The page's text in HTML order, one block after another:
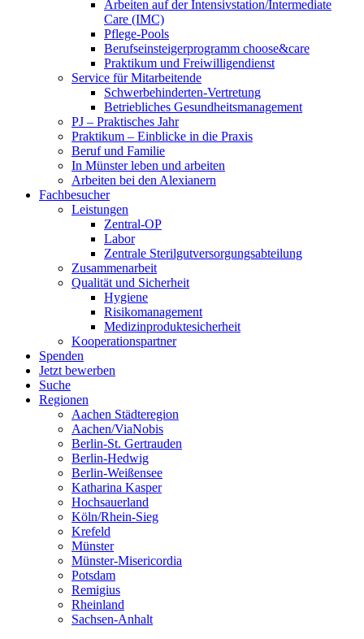
Arbeiten auf der Intensivstation/Intermediate
Care (IMC)
Pflege-Pools
Berufseinsteigerprogramm choose&care
Praktikum und Freiwilligendienst
Service für Mitarbeitende
Schwerbehinderten-Vertretung
Betriebliches Gesundheitsmanagement
PJ – Praktisches Jahr
Praktikum – Einblicke in die Praxis
Beruf und Familie
In Münster leben und arbeiten
Arbeiten bei den Alexianern
Fachbesucher
Leistungen
Zentral-OP
Labor
Zentrale Sterilgutversorgungsabteilung
Zusammenarbeit
Qualität und Sicherheit
Hygiene
Risikomanagement
Medizinproduktesicherheit
Kooperationspartner
Spenden
Jetzt bewerben
Suche
Regionen
Aachen Städteregion
Aachen/ViaNobis
Berlin-St. Gertrauden
Berlin-Hedwig
Berlin-Weißensee
Katharina Kasper
Hochsauerland
Köln/Rhein-Sieg
Krefeld
Münster
Münster-Misericordia
Potsdam
Remigius
Rheinland
Sachsen-Anhalt